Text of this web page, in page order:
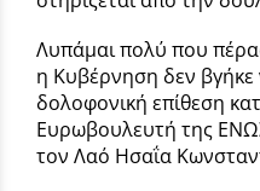
Λυπάμαι πολύ που
η Κυβέρνηση δεν βγήκε
δολοφονική επίθεση
Ευρωβουλευτή της
τον Λαό Ησαΐα